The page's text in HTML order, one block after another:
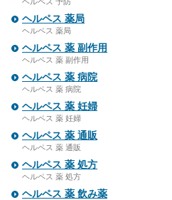
ヘルペス 薬局
ヘルペス 薬局
ヘルペス 薬 副作用
ヘルペス 薬 副作用
ヘルペス 薬 病院
ヘルペス 薬 病院
ヘルペス 薬 妊婦
ヘルペス 薬 妊婦
ヘルペス 薬 通販
ヘルペス 薬 通販
ヘルペス 薬 処方
ヘルペス 薬 処方
ヘルペス 薬 飲み薬